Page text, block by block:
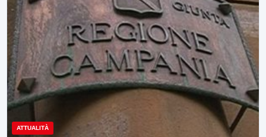
ATTUALITÀ